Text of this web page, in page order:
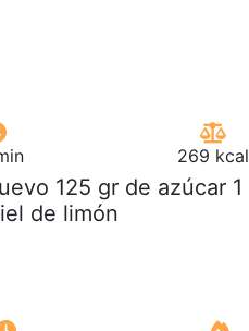
269 kcal
125 gr de azúcar 1
de limón